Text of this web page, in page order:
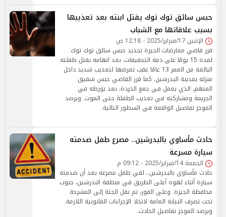
حبس سائق توك توك يقتل ابنته بعد تعذيبها
بسبب علاقاتها مع الشباب
الإثنين 17/فبراير/2025 - 12:18 ص
قرر قاضي معارضات الجيزة تجديد حبس سائق توك توك
لمدة 15 يومًا على ذمة التحقيقات، بعد اتهامه بقتل طفلته
البالغة من العمر 13 عامًا عقب تعرضها لتعذيب شديد داخل
منزله بمدينة البدرشين. كما قرر القاضي حبس شقيق
المتهم، الذي يعمل في جمع الخردة، بعد تورطه في
الجريمة ومشاركته في تعذيب الطفلة حتى الموت. ويرصد
الموجز تفاصيل الواقعة في السطور التالية.
حادث مأساوي بالبدرشين.. مصرع طفل صدمته
سيارة مسرعة
الجمعة 14/فبراير/2025 - 09:12 م
حادث مأساوي بالبدرشين.. لقي طفل مصرعه بعد أن صدمته
سيارة أثناء لهوه أعلى الطريق في منطقة البدرشين، جنوب
محافظة الجيزة. وعلى الفور، تم نقل الجثة إلى المشرحة
تحت تصرف النيابة العامة لاتخاذ الإجراءات القانونية اللازمة.
ويرصد الموجز تفاصيل الحادث.